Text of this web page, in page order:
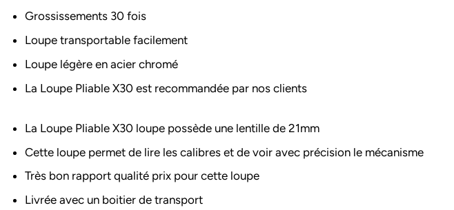
Grossissements 30 fois
Loupe transportable facilement
Loupe légère en acier chromé
La Loupe Pliable X30 est recommandée par nos clients
La Loupe Pliable X30 loupe possède une lentille de 21mm
Cette loupe permet de lire les calibres et de voir avec précision le mécanisme
Très bon rapport qualité prix pour cette loupe
Livrée avec un boitier de transport